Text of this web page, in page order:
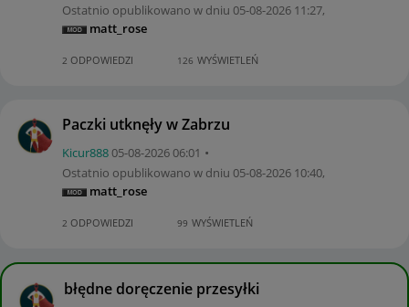
Ostatnio opublikowano w dniu ‎05-08-2026 11:27,
matt_rose
2 ODPOWIEDZI 126 WYŚWIETLEŃ
Paczki utknęły w Zabrzu
Kicur888‎05-08-202606:01
Ostatnio opublikowano w dniu ‎05-08-2026 10:40,
matt_rose
2 ODPOWIEDZI 99 WYŚWIETLEŃ
błędne doręczenie przesyłki